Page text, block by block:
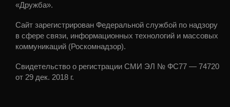
«Дружба».
Сайт зарегистрирован Федеральной службой по надзору
в сфере связи, информационных технологий и массовых
коммуникаций (Роскомнадзор).
Свидетельство о регистрации СМИ ЭЛ № ФС77 — 74720
от 29 дек. 2018 г.